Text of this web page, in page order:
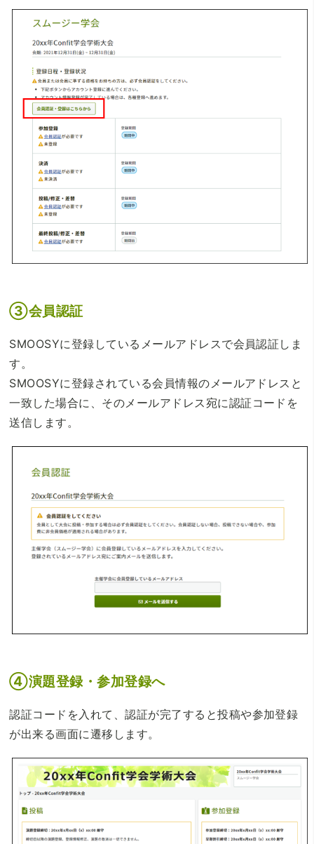
③会員認証
SMOOSYに登録しているメールアドレスで会員認証しま
す。
SMOOSYに登録されている会員情報のメールアドレスと
一致した場合に、そのメールアドレス宛に認証コードを
送信します。
④演題登録・参加登録へ
認証コードを入れて、認証が完了すると投稿や参加登録
が出来る画面に遷移します。